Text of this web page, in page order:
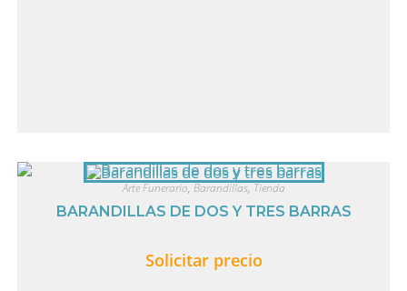
Arte Funerario, Barandillas, Tienda
BARANDILLAS DE DOS Y TRES BARRAS
Solicitar precio